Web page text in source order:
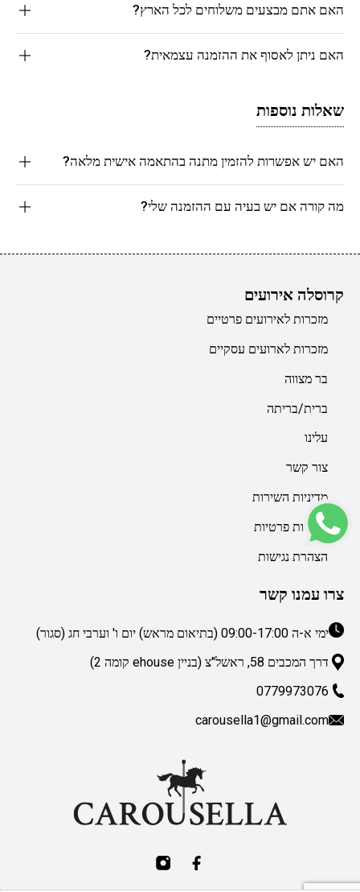
האם אתם מבצעים משלוחים לכל הארץ?
האם ניתן לאסוף את ההזמנה עצמאית?
שאלות נוספות
האם יש אפשרות להזמין מתנה בהתאמה אישית מלאה?
מה קורה אם יש בעיה עם ההזמנה שלי?
קרוסלה אירועים
מזכרות לאירועים פרטיים
מזכרות לארועים עסקיים
בר מצווה
ברית/בריתה
עלינו
צור קשר
מדיניות השירות
מדיניות פרטיות
הצהרת נגישות
צרו עמנו קשר
ימי א-ה 09:00-17:00 (בתיאום מראש) יום ו' וערבי חג (סגור)
דרך המכבים 58, ראשל"צ (בניין ehouse קומה 2)
0779973076
carousella1@gmail.com